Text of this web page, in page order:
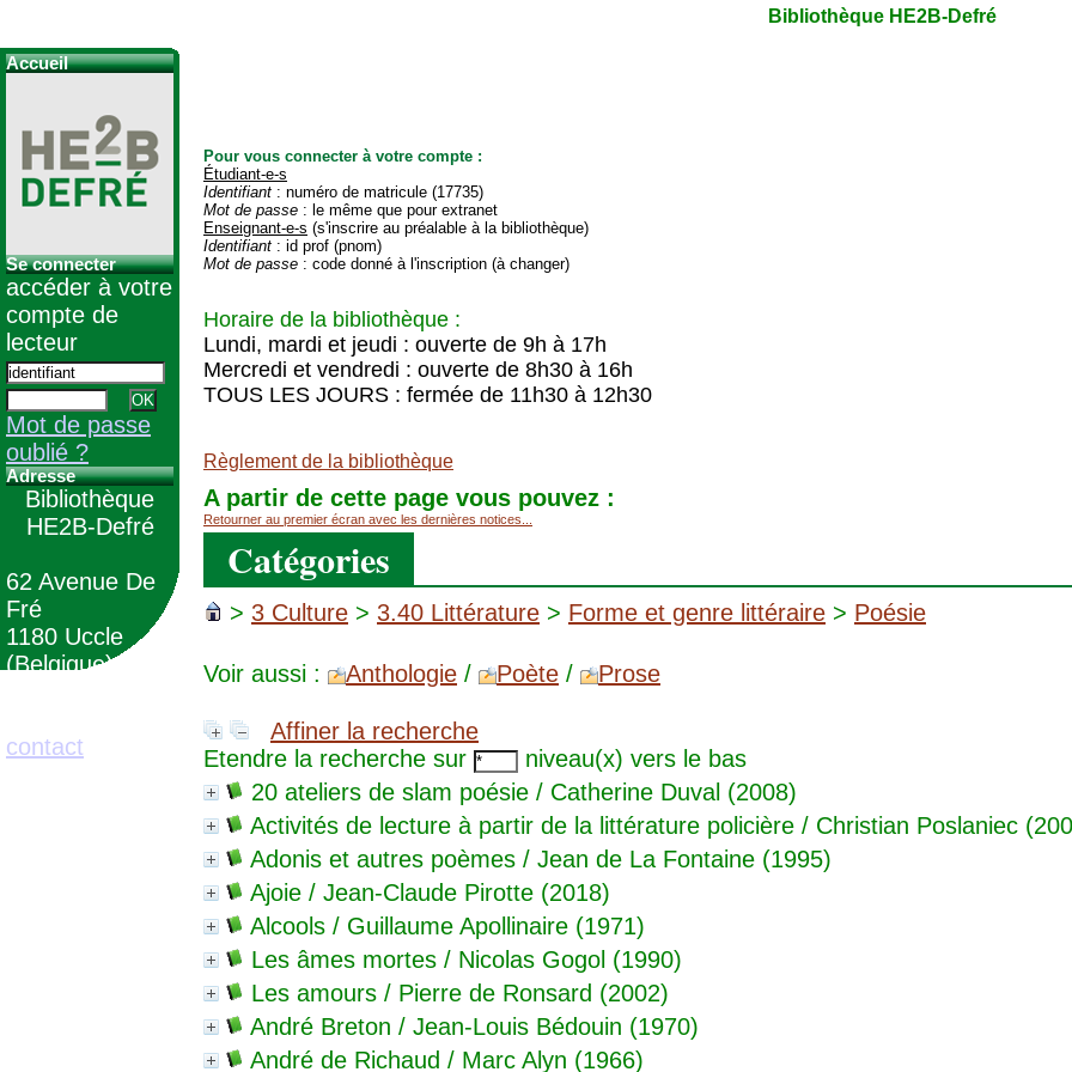
Pour vous connecter à votre compte :
Étudiant-e-s
Identifiant : numéro de matricule (17735)
Mot de passe : le même que pour extranet
Enseignant-e-s (s'inscrire au préalable à la bibliothèque)
Identifiant : id prof (pnom)
Mot de passe : code donné à l'inscription (à changer)
Horaire de la bibliothèque :
Lundi, mardi et jeudi : ouverte de 9h à 17h
Mercredi et vendredi : ouverte de 8h30 à 16h
TOUS LES JOURS : fermée de 11h30 à 12h30
Règlement de la bibliothèque
A partir de cette page vous pouvez :
Retourner au premier écran avec les dernières notices...
Catégories
> 3 Culture > 3.40 Littérature > Forme et genre littéraire > Poésie
Voir aussi : Anthologie / Poète / Prose
Affiner la recherche
Etendre la recherche sur
niveau(x) vers le bas
20 ateliers de slam poésie / Catherine Duval (2008)
Activités de lecture à partir de la littérature policière / Christian Poslaniec
Adonis et autres poèmes / Jean de La Fontaine (1995)
Ajoie / Jean-Claude Pirotte (2018)
Alcools / Guillaume Apollinaire (1971)
Les âmes mortes / Nicolas Gogol (1990)
Les amours / Pierre de Ronsard (2002)
André Breton / Jean-Louis Bédouin (1970)
André de Richaud / Marc Alyn (1966)
Bibliothèque HE2B-Defré
Accueil
Se connecter
accéder à votre
compte de
lecteur
Mot de passe
oublié ?
Adresse
Bibliothèque
HE2B-Defré
62 Avenue De
Fré
1180 Uccle
(Belgique)
contact